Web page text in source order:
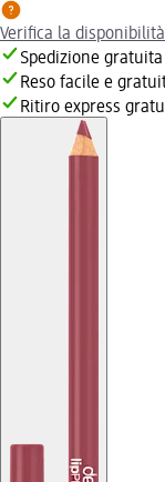
Verifica la
Spedizione
Reso facile e
Ritiro express